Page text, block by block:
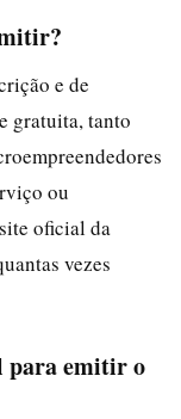
e de
gratuita, tanto
ou
oficial da
vezes
para emitir o